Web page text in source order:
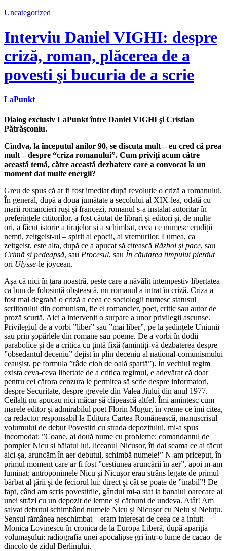
Uncategorized
Interviu Daniel VIGHI: despre
criză, roman, plăcerea de a
povesti şi bucuria de a scrie
LaPunkt
Dialog exclusiv LaPunkt între Daniel VIGHI şi Cristian
Pătrăşconiu.
Cîndva, la începutul anilor 90, se discuta mult – eu cred că prea
mult – despre “criza romanului”. Cum priviți acum către
această temă, către această dezbatere care a convocat la un
moment dat multe energii?
Greu de spus că ar fi fost imediat după revoluție o criză a romanului.
În general, după a doua jumătate a secolului al XIX-lea, odată cu
marii romancieri ruși și francezi, romanul s-a instalat autoritar în
preferințele cititorilor, a fost căutat de librari și editori și, de multe
ori, a făcut istorie a tirajelor și a schimbat, ceea ce numesc erudiții
nemți, zeitgeist-ul – spirit al epocii, al vremurilor. Lumea, ca
zeitgeist, este alta, după ce a apucat să citească Război și pace, sau
Crimă și pedeapsă, sau Procesul, sau În căutarea timpului pierdut
ori Ulysse-le joycean.
Așa că nici în țara noastră, peste care a năvălit intempestiv libertatea
ca bun de folosință obștească, nu romanul a intrat în criză. Criza a
fost mai degrabă o criză a ceea ce sociologii numesc statusul
scriitorului din comunism, fie el romancier, poet, critic sau autor de
proză scurtă. Aici a intervenit o surpare a unor privilegii ascunse.
Privilegiul de a vorbi ”liber” sau ”mai liber”, pe la ședințele Uniunii
sau prin șopârlele din romane sau poeme. De a vorbi în dodii
parabolice și de a critica cu țintă fixă (amintiți-vă dezbaterea despre
”obsedantul deceniu” dejist în plin deceniu al național-comunismului
ceaușist, pe formula ”râde ciob de oală spartă”). În vechiul regim
exista ceva-ceva libertate de a critica regimul, e adevărat că doar
pentru cei cărora cenzura le permitea să scrie despre informatori,
despre Securitate, despre grevele din Valea Jiului din anul 1977.
Ceilalți nu apucau nici măcar să clipească altfel. Îmi amintesc cum
marele editor și admirabilul poet Florin Mugur, în vreme ce îmi citea,
ca redactor responsabil la Editura Cartea Românească, manuscrisul
volumului de debut Povestiri cu strada depozitului, mi-a spus
incomodat: ”Coane, ai două nume cu probleme: comandantul de
pompier Nicu și băiatul lui, liceanul Nicușor, îți dai seama ce ai făcut
aici-șa, aruncăm în aer debutul, schimbă numele!” N-am priceput, în
primul moment care ar fi fost ”cestiunea aruncării în aer”, apoi m-am
luminat: antroponimele Nicu și Nicușor erau strâns legate de primul
bărbat al țării și de feciorul lui: direct și cât se poate de ”inabil”! De
fapt, când am scris povestirile, gândul mi-a stat la banalul oarecare al
unei străzi cu un depozit de lemne și cărbuni de undeva. Atât! Am
salvat debutul schimbând numele Nicu și Nicușor cu Nelu și Neluțu.
Sensul rămânea neschimbat – eram interesat de ceea ce a intuit
Monica Lovinescu în cronica de la Europa Liberă, după apariția
volumașului: radiografia unei apocalipse gri într-o lume de cacao de
dincolo de zidul Berlinului.